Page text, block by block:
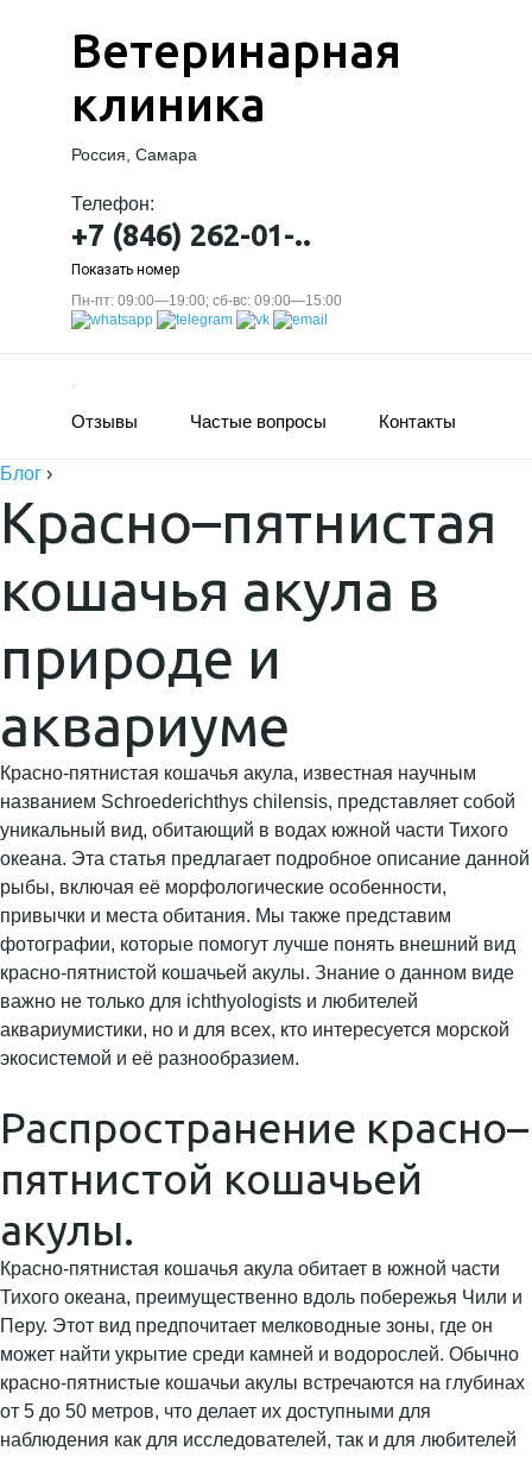
Ветеринарная
клиника
Россия, Самара
Телефон:
+7 (846) 262-01-..
Показать номер
Пн-пт: 09:00—19:00; сб-вс: 09:00—15:00
Отзывы Частые вопросы Контакты
Блог ›
Красно–пятнистая
кошачья акула в
природе и
аквариуме
Красно-пятнистая кошачья акула, известная научным
названием Schroederichthys chilensis, представляет собой
уникальный вид, обитающий в водах южной части Тихого
океана. Эта статья предлагает подробное описание данной
рыбы, включая её морфологические особенности,
привычки и места обитания. Мы также представим
фотографии, которые помогут лучше понять внешний вид
красно-пятнистой кошачьей акулы. Знание о данном виде
важно не только для ichthyologists и любителей
аквариумистики, но и для всех, кто интересуется морской
экосистемой и её разнообразием.
Распространение красно–
пятнистой кошачьей
акулы.
Красно-пятнистая кошачья акула обитает в южной части
Тихого океана, преимущественно вдоль побережья Чили и
Перу. Этот вид предпочитает мелководные зоны, где он
может найти укрытие среди камней и водорослей. Обычно
красно-пятнистые кошачьи акулы встречаются на глубинах
от 5 до 50 метров, что делает их доступными для
наблюдения как для исследователей, так и для любителей